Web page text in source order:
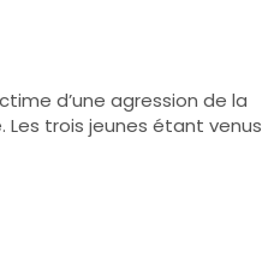
d’une agression de la
Les trois jeunes étant venus